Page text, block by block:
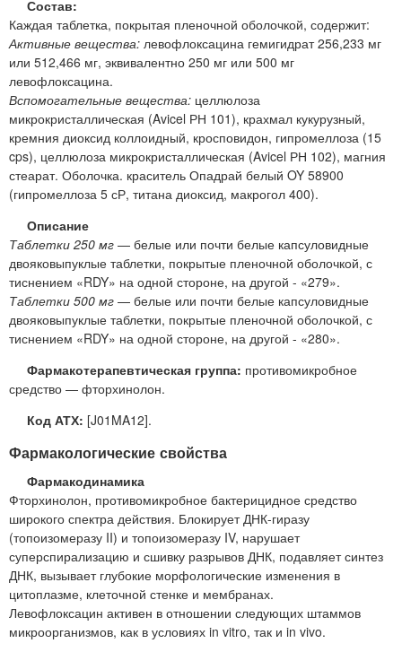
Состав:
Каждая таблетка, покрытая пленочной оболочкой, содержит:
Активные вещества: левофлоксацина гемигидрат 256,233 мг
или 512,466 мг, эквивалентно 250 мг или 500 мг
левофлоксацина.
Вспомогательные вещества: целлюлоза
микрокристаллическая (Avicel РН 101), крахмал кукурузный,
кремния диоксид коллоидный, кросповидон, гипромеллоза (15
cps), целлюлоза микрокристаллическая (Avicel РН 102), магния
стеарат. Оболочка. краситель Опадрай белый OY 58900
(гипромеллоза 5 сР, титана диоксид, макрогол 400).
Описание
Таблетки 250 мг — белые или почти белые капсуловидные
двояковыпуклые таблетки, покрытые пленочной оболочкой, с
тиснением «RDY» на одной стороне, на другой - «279».
Таблетки 500 мг — белые или почти белые капсуловидные
двояковыпуклые таблетки, покрытые пленочной оболочкой, с
тиснением «RDY» на одной стороне, на другой - «280».
Фармакотерапевтическая группа: противомикробное
средство — фторхинолон.
Код АТХ: [J01MA12].
Фармакологические свойства
Фармакодинамика
Фторхинолон, противомикробное бактерицидное средство
широкого спектра действия. Блокирует ДНК-гиразу
(топоизомеразу II) и топоизомеразу IV, нарушает
суперспирализацию и сшивку разрывов ДНК, подавляет синтез
ДНК, вызывает глубокие морфологические изменения в
цитоплазме, клеточной стенке и мембранах.
Левофлоксацин активен в отношении следующих штаммов
микроорганизмов, как в условиях in vitro, так и in vivo.